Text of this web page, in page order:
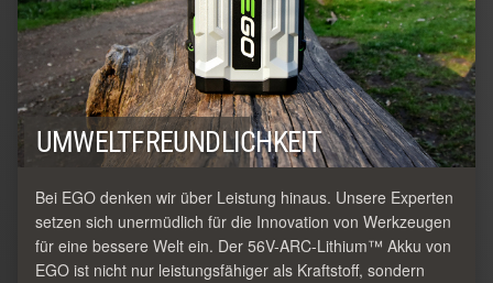
UMWELTFREUNDLICHKEIT
Bei EGO denken wir über Leistung hinaus. Unsere Experten
setzen sich unermüdlich für die Innovation von Werkzeugen
für eine bessere Welt ein. Der 56V-ARC-Lithium™ Akku von
EGO ist nicht nur leistungsfähiger als Kraftstoff, sondern